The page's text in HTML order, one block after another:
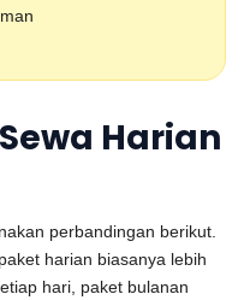
Harian
perbandingan berikut.
harian biasanya lebih
hari, paket bulanan